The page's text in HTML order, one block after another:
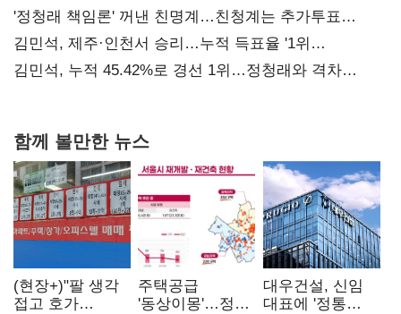
사과부터"
'정청래 책임론' 꺼낸 친명계…친청계는 추가투표
때리기
김민석, 제주·인천서 승리…누적 득표율 '1위
탈환'(종합)
김민석, 누적 45.42%로 경선 1위…정청래와 격차
함께 볼만한 뉴스
(현장+)"팔 생각
접고 호가
주택공급
'동상이몽'…정부
대우건설, 신임
대표에 '정통